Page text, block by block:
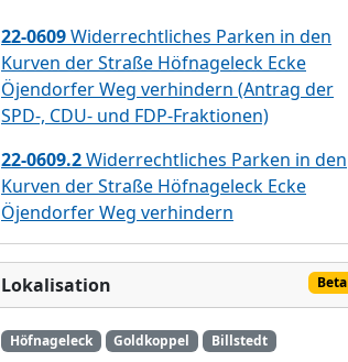
22-0609Widerrechtliches Parken in den
Kurven der Straße Höfnageleck Ecke
Öjendorfer Weg verhindern (Antrag der
SPD-, CDU- und FDP-Fraktionen)
22-0609.2Widerrechtliches Parken in den
Kurven der Straße Höfnageleck Ecke
Öjendorfer Weg verhindern
Lokalisation Beta
Höfnageleck Goldkoppel Billstedt